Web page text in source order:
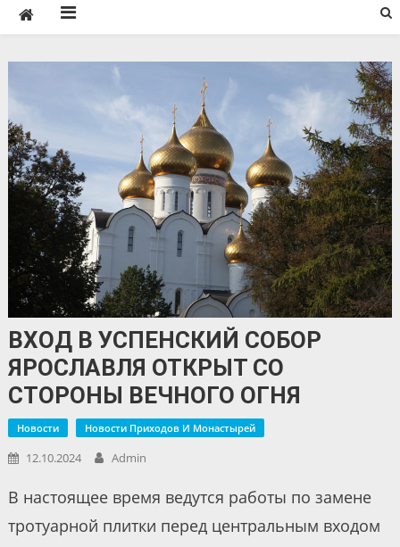
ВХОД В УСПЕНСКИЙ СОБОР
ЯРОСЛАВЛЯ ОТКРЫТ СО
СТОРОНЫ ВЕЧНОГО ОГНЯ
Новости Новости Приходов И Монастырей
12.10.2024 Admin
В настоящее время ведутся работы по замене
тротуарной плитки перед центральным входом